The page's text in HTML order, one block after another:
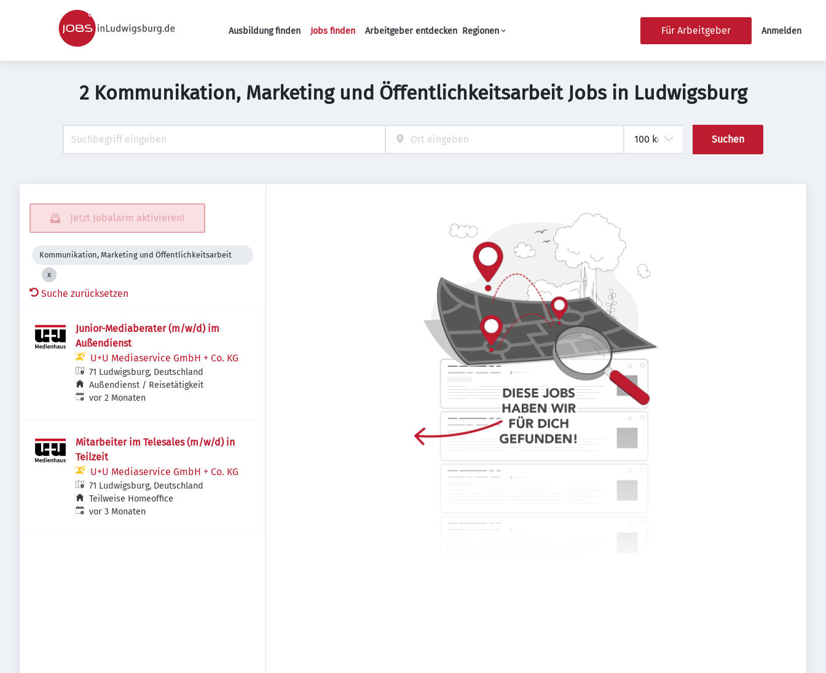
Haupt-Navigation
Ausbildung finden Jobs finden Arbeitgeber entdecken Regionen Für Arbeitgeber Anmelden
2 Kommunikation, Marketing und Öffentlichkeitsarbeit Jobs in Ludwigsburg
Suchen
Jetzt Jobalarm aktivieren!
Kommunikation, Marketing und Öffentlichkeitsarbeit
Suche zurücksetzen
Junior-Mediaberater (m/w/d) im
Außendienst
U+U Mediaservice GmbH + Co. KG
71 Ludwigsburg, Deutschland
Außendienst / Reisetätigkeit
Veröffentlicht:
vor 2 Monaten
Mitarbeiter im Telesales (m/w/d) in
Teilzeit
U+U Mediaservice GmbH + Co. KG
71 Ludwigsburg, Deutschland
Teilweise Homeoffice
Veröffentlicht:
vor 3 Monaten